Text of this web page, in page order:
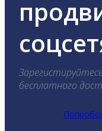
бесплатного